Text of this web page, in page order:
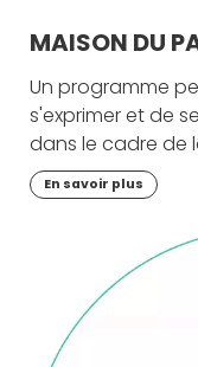
MAISON DU
Un programme
s'exprimer et de
dans le cadre de
En savoir plus